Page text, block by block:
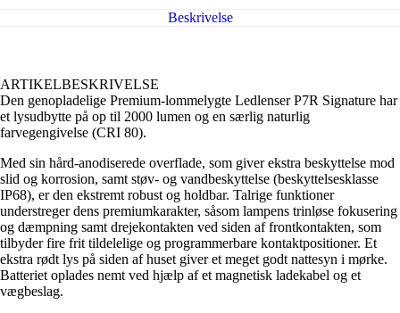
Beskrivelse
ARTIKELBESKRIVELSE
Den genopladelige Premium-lommelygte Ledlenser P7R Signature har
et lysudbytte på op til 2000 lumen og en særlig naturlig
farvegengivelse (CRI 80).
Med sin hård-anodiserede overflade, som giver ekstra beskyttelse mod
slid og korrosion, samt støv- og vandbeskyttelse (beskyttelsesklasse
IP68), er den ekstremt robust og holdbar. Talrige funktioner
understreger dens premiumkarakter, såsom lampens trinløse fokusering
og dæmpning samt drejekontakten ved siden af frontkontakten, som
tilbyder fire frit tildelelige og programmerbare kontaktpositioner. Et
ekstra rødt lys på siden af huset giver et meget godt nattesyn i mørke.
Batteriet oplades nemt ved hjælp af et magnetisk ladekabel og et
vægbeslag.